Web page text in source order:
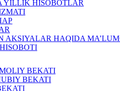
YILLIK HISOBOTLAR
AKSIYALAR HAQIDA
BEKATI
BEKATI